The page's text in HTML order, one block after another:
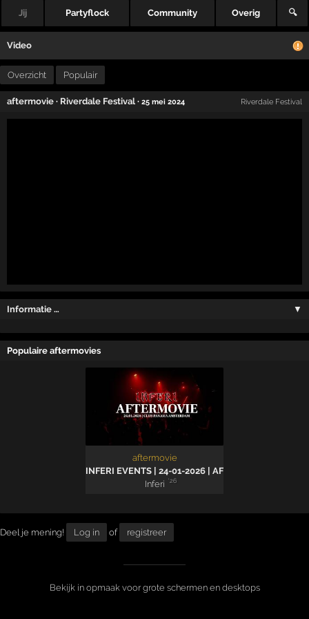
Jij Partyflock Community Overig 🔍
Video
Overzicht Populair
aftermovie · Riverdale Festival ·25 mei 2024 Riverdale Festival
Informatie … ▼
Populaire aftermovies
aftermovie
INFERI EVENTS | 24-01-2026 | AFTERMOVIE
Inferi
'26
Deel je mening! Log in of registreer
Bekijk in opmaak voor grote schermen en desktops